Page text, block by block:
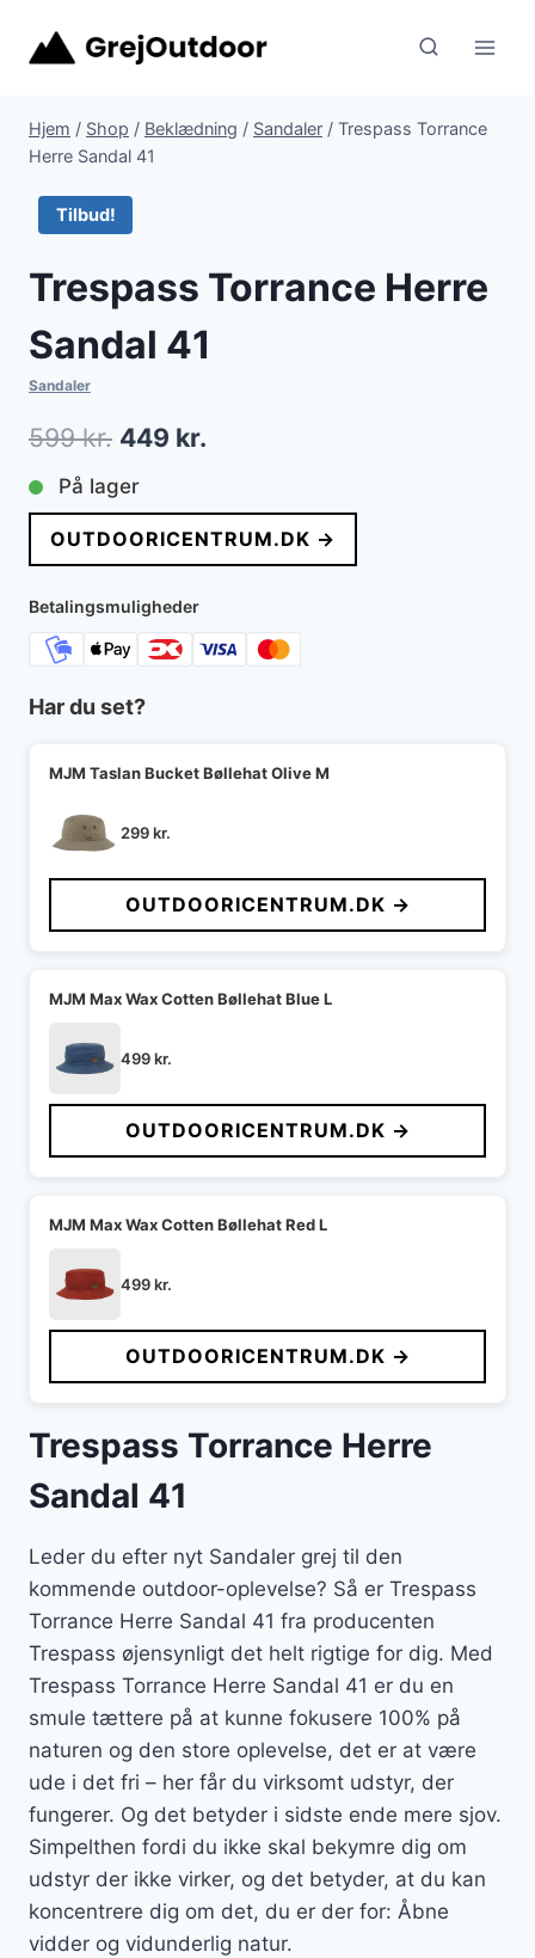
Hjem / Shop / Beklædning / Sandaler / Trespass Torrance
Herre Sandal 41
Tilbud!
Trespass Torrance Herre
Sandal 41
Sandaler
599kr. Den
oprindelige
pris
var:
599 kr..
449 kr.
pris
er:
På lager
OUTDOORICENTRUM.DK →
Betalingsmuligheder
Har du set?
MJM Taslan Bucket Bøllehat Olive M
299kr.
OUTDOORICENTRUM.DK →
MJM Max Wax Cotten Bøllehat Blue L
499kr.
OUTDOORICENTRUM.DK →
MJM Max Wax Cotten Bøllehat Red L
499kr.
OUTDOORICENTRUM.DK →
Trespass Torrance Herre
Sandal 41
Leder du efter nyt Sandaler grej til den
kommende outdoor-oplevelse? Så er Trespass
Torrance Herre Sandal 41 fra producenten
Trespass øjensynligt det helt rigtige for dig. Med
Trespass Torrance Herre Sandal 41 er du en
smule tættere på at kunne fokusere 100% på
naturen og den store oplevelse, det er at være
ude i det fri – her får du virksomt udstyr, der
fungerer. Og det betyder i sidste ende mere sjov.
Simpelthen fordi du ikke skal bekymre dig om
udstyr der ikke virker, og det betyder, at du kan
koncentrere dig om det, du er der for: Åbne
vidder og vidunderlig natur.